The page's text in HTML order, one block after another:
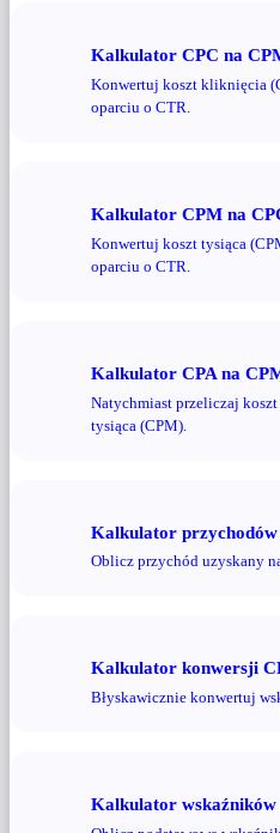
Kalkulator CPC na
Konwertuj koszt kliknięcia
oparciu o CTR.
Kalkulator CPM na
Konwertuj koszt tysiąca
oparciu o CTR.
Kalkulator CPA na
Natychmiast przeliczaj
tysiąca (CPM).
Kalkulator
Oblicz przychód uzyskany
Kalkulator konwersji
Błyskawicznie konwertuj
Kalkulator